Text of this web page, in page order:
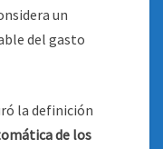
un
del gasto
la definición
de los